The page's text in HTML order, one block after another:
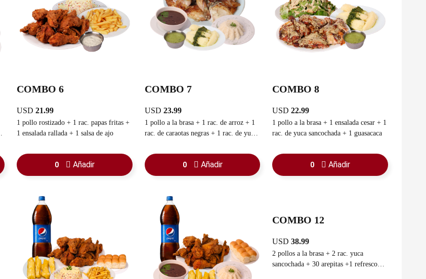
COMBO 6
USD21.99
1 pollo rostizado + 1 rac. papas fritas +
1 ensalada rallada + 1 salsa de ajo
0 Añadir
COMBO 7
USD 23.99
1 pollo a la brasa + 1 rac. de arroz + 1
rac. de caraotas negras + 1 rac. de yuca
0 Añadir
COMBO 8
USD22.99
1 pollo a la brasa + 1 ensalada cesar + 1
rac. de yuca sancochada + 1 guasacaca
0 Añadir
COMBO 12
USD38.99
2 pollos a la brasa + 2 rac. yuca
sancochada + 30 arepitas +1 refresco